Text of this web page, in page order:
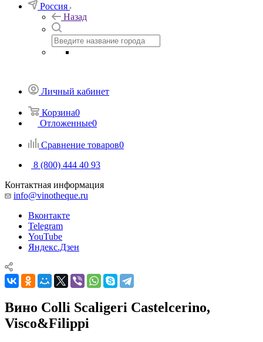
Россия
Назад
Личный кабинет
Корзина0
Отложенные0
Сравнение товаров0
8 (800) 444 40 93
Контактная информация
info@vinotheque.ru
Вконтакте
Telegram
YouTube
Яндекс.Дзен
Вино Colli Scaligeri Castelcerino,
Visco&Filippi